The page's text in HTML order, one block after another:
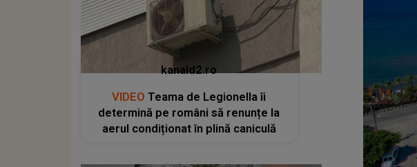
kanald2.ro
VIDEO Teama de Legionella îi
determină pe români să renunțe la
aerul condiționat în plină caniculă